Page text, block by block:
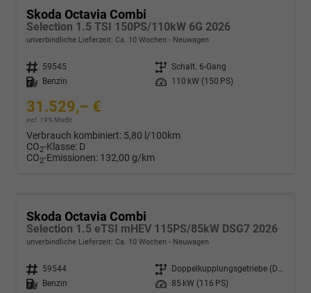
Skoda Octavia Combi
Selection 1.5 TSI 150PS/110kW 6G 2026
unverbindliche Lieferzeit: Ca. 10 Wochen Neuwagen
Fahrzeugnr. 59545 Getriebe Schalt. 6-Gang
Kraftstoff
Benzin Leistung 110 kW (150 PS)
31.529,– €
incl. 19% MwSt.
Verbrauch kombiniert: 5,80 l/100km
CO2-Klasse: D
CO2-Emissionen: 132,00 g/km
Skoda Octavia Combi
Selection 1.5 eTSI mHEV 115PS/85kW DSG7 2026
unverbindliche Lieferzeit: Ca. 10 Wochen Neuwagen
Fahrzeugnr. 59544 Getriebe
Doppelkupplungsgetriebe (DSG)
Kraftstoff
Benzin Leistung 85 kW (116 PS)